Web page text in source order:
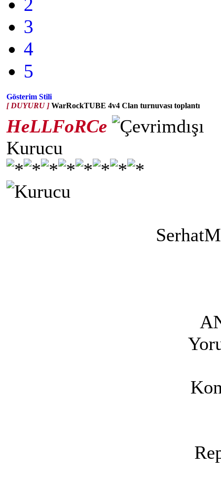
2
3
4
5
Gösterim Stili
[ DUYURU ] WarRockTUBE 4v4 Clan turnuvası toplantı
HeLLFoRCe
Kurucu